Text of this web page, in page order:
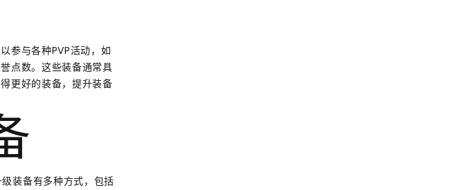
参与各种PVP活动，如
点数。这些装备通常具
更好的装备，提升装备
装备有多种方式，包括